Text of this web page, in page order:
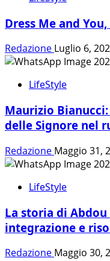
Dress Me and
Redazione Luglio 6,
LifeStyle
Maurizio
delle Signore nel
Redazione Maggio 31,
LifeStyle
La storia di
integrazione e
Redazione Maggio 30,